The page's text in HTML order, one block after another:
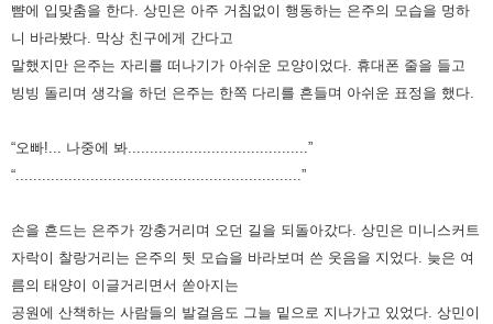
뺨에 입맞춤을 한다. 상민은 아주 거침없이 행동하는 은주의 모습을 멍하
니 바라봤다. 막상 친구에게 간다고
말했지만 은주는 자리를 떠나기가 아쉬운 모양이었다. 휴대폰 줄을 들고
빙빙 돌리며 생각을 하던 은주는 한쪽 다리를 흔들며 아쉬운 표정을 했다.
“오빠!... 나중에 봐.........................................”
“.................................................................”
손을 흔드는 은주가 깡충거리며 오던 길을 되돌아갔다. 상민은 미니스커트
자락이 찰랑거리는 은주의 뒷 모습을 바라보며 쓴 웃음을 지었다. 늦은 여
름의 태양이 이글거리면서 쏟아지는
공원에 산책하는 사람들의 발걸음도 그늘 밑으로 지나가고 있었다. 상민이